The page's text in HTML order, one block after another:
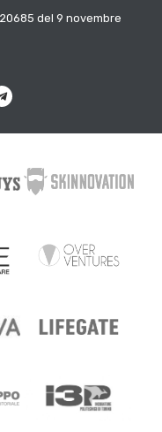
del 9 novembre